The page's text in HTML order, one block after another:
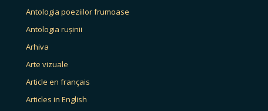
Antologia poeziilor frumoase
Antologia rușinii
Arhiva
Arte vizuale
Article en français
Articles in English